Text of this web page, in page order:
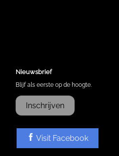
Nieuwsbrief
Blijf als eerste op de hoogte.
Inschrijven
Visit Facebook